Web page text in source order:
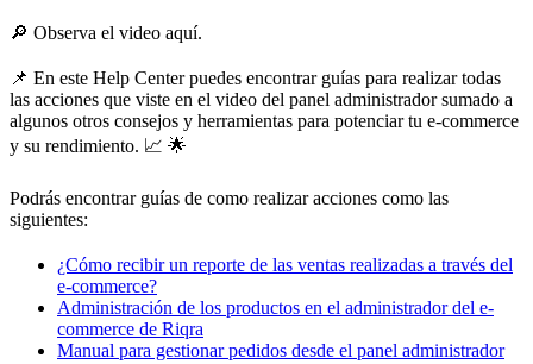
🔎 Observa el video aquí.
📌 En este Help Center puedes encontrar guías para realizar todas
las acciones que viste en el video del panel administrador sumado a
algunos otros consejos y herramientas para potenciar tu e-commerce
y su rendimiento. 📈 🌟
Podrás encontrar guías de como realizar acciones como las
siguientes:
¿Cómo recibir un reporte de las ventas realizadas a través del
e-commerce?
Administración de los productos en el administrador del e-
commerce de Riqra
Manual para gestionar pedidos desde el panel administrador